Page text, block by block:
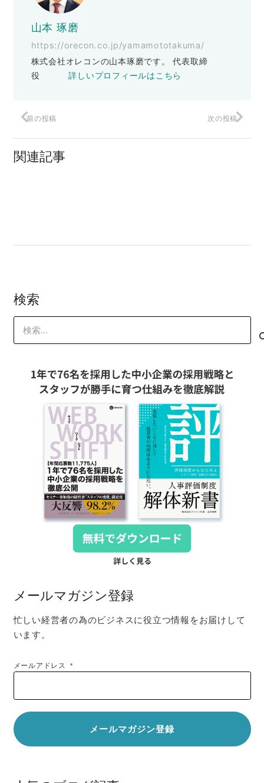
山本 琢磨
https://orecon.co.jp/yamamototakuma/
株式会社オレコンの山本琢磨です。 代表取締
役詳しいプロフィールはこちら
前の投稿 次の投稿
関連記事
検索
索:
メールマガジン登録
忙しい経営者の為のビジネスに役立つ情報をお届けして
います。
メールアドレス*